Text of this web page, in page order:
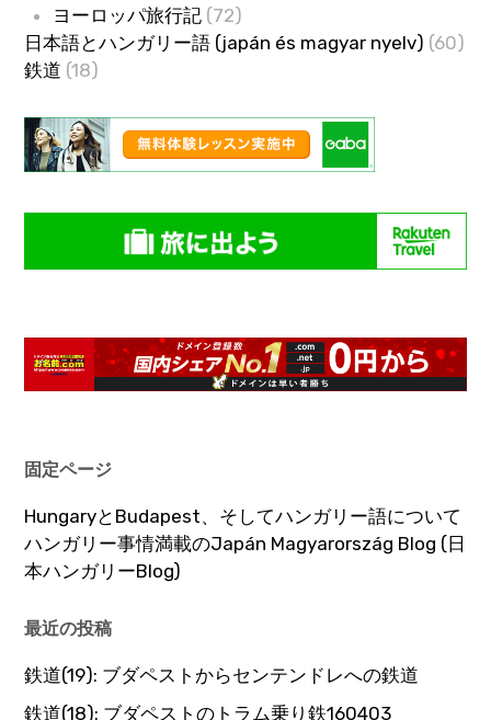
ヨーロッパ旅行記(72)
日本語とハンガリー語 (japán és magyar nyelv) (60)
鉄道 (18)
固定ページ
HungaryとBudapest、そしてハンガリー語について
ハンガリー事情満載のJapán Magyarország Blog (日
本ハンガリーBlog)
最近の投稿
鉄道(19): ブダペストからセンテンドレへの鉄道
鉄道(18): ブダペストのトラム乗り鉄160403